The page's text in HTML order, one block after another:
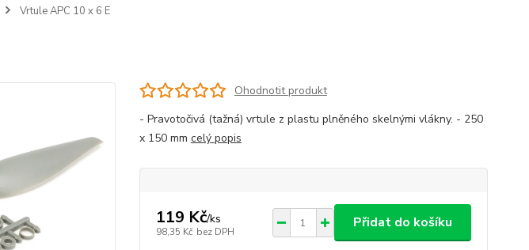
Vrtule APC 10 x 6 E
Ohodnotit produkt
- Pravotočivá (tažná) vrtule z plastu plněného skelnými vlákny. - 250
x 150 mm celý popis
119 Kč/ks
98,35 Kč bez DPH
Přidat do košíku